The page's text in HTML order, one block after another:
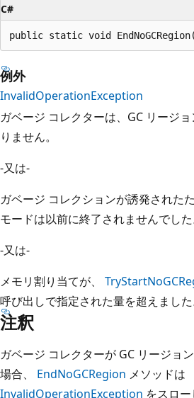
C#
public static void
例外
InvalidOperationException
ガベージ コレクターは、GC リージ
りません。
-又は-
ガベージ コレクションが誘発された
モードは以前に終了されませんでした
-又は-
メモリ割り当てが、
呼び出しで指定された量を超えました
注釈
ガベージ コレクターが GC リージョ
場合、 EndNoGCRegion メソッドは
InvalidOperationException をスロ